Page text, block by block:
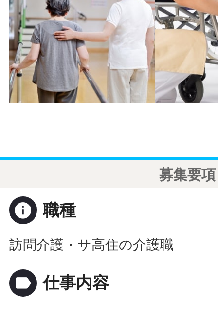
募集要項
info 職種
訪問介護・サ高住の介護職
label 仕事内容